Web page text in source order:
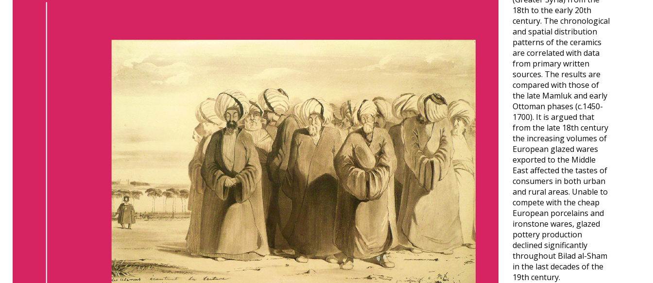
18th to the early 20th
century. The chronological
and spatial distribution
patterns of the ceramics
are correlated with data
from primary written
sources. The results are
compared with those of
the late Mamluk and early
Ottoman phases (c.1450-
1700). It is argued that
from the late 18th century
the increasing volumes of
European glazed wares
exported to the Middle
East affected the tastes of
consumers in both urban
and rural areas. Unable to
compete with the cheap
European porcelains and
ironstone wares, glazed
pottery production
declined significantly
throughout Bilad al-Sham
in the last decades of the
19th century.